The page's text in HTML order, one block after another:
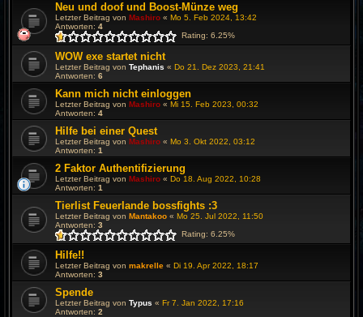
Neu und doof und Boost-Münze weg
Letzter Beitrag von Mashiro « Mo 5. Feb 2024, 13:42
Antworten: 4
Rating: 6.25%
WOW exe startet nicht
Letzter Beitrag von Tephanis « Do 21. Dez 2023, 21:41
Antworten: 6
Kann mich nicht einloggen
Letzter Beitrag von Mashiro « Mi 15. Feb 2023, 00:32
Antworten: 4
Hilfe bei einer Quest
Letzter Beitrag von Mashiro « Mo 3. Okt 2022, 03:12
Antworten: 1
2 Faktor Authentifizierung
Letzter Beitrag von Mashiro « Do 18. Aug 2022, 10:28
Antworten: 1
Tierlist Feuerlande bossfights :3
Letzter Beitrag von Mantakoo « Mo 25. Jul 2022, 11:50
Antworten: 3
Rating: 6.25%
Hilfe!!
Letzter Beitrag von makrelle « Di 19. Apr 2022, 18:17
Antworten: 3
Spende
Letzter Beitrag von Typus « Fr 7. Jan 2022, 17:16
Antworten: 2